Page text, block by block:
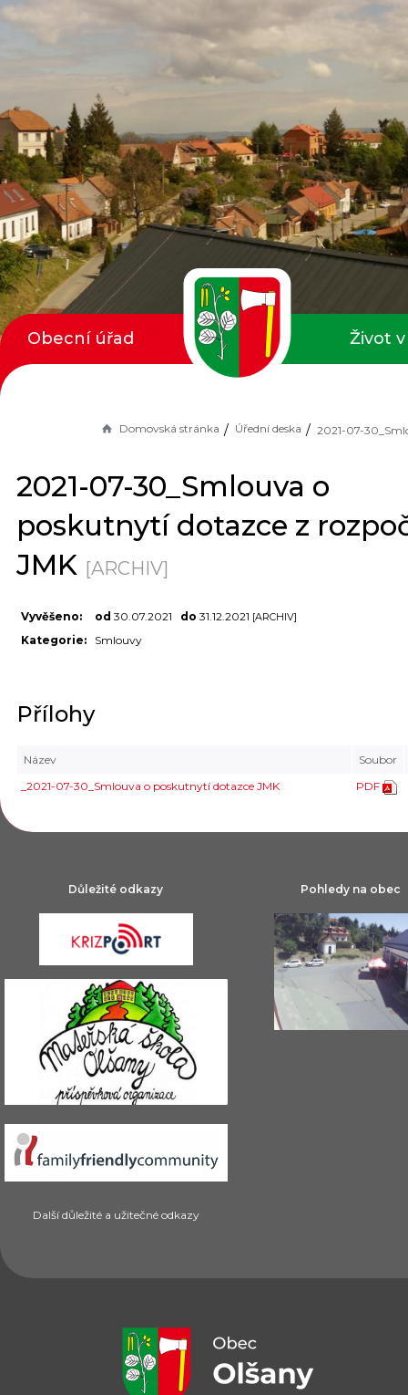
Domovská stránka Úřední deska
2021-07-30_Smlouva o
poskutnytí dotazce z
JMK [ARCHIV]
Vyvěšeno: od 30.07.2021 do 31.12.2021 [ARCHIV]
Kategorie: Smlouvy
Přílohy
Název
Soubor
_2021-07-30_Smlouva o poskutnytí dotazce JMK
PDF
Obecní úřad Život
Důležité odkazy
Další důležité a užitečné odkazy
Pohledy na obec